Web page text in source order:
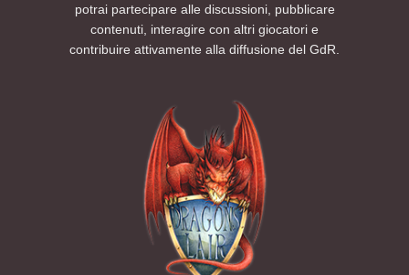
potrai partecipare alle discussioni, pubblicare
contenuti, interagire con altri giocatori e
contribuire attivamente alla diffusione del GdR.